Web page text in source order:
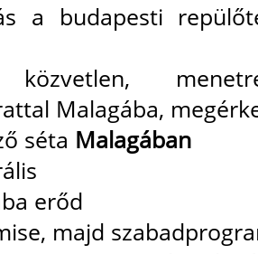
a budapesti
közvetlen,
Malagába,
séta Malagában
erőd
majd